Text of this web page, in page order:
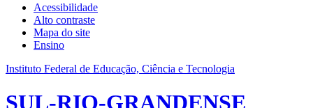
Acessibilidade
Alto contraste
Mapa do site
Ensino
Instituto Federal de Educação, Ciência e Tecnologia
SUL-RIO-GRANDENSE